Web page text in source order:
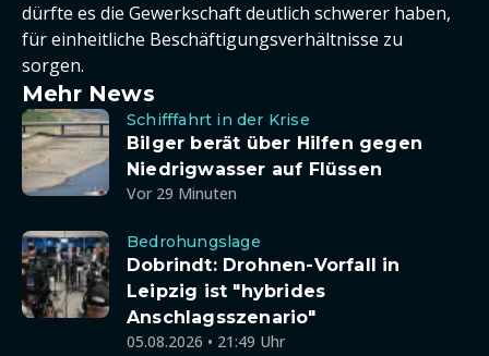
dürfte es die Gewerkschaft deutlich schwerer haben,
für einheitliche Beschäftigungsverhältnisse zu
sorgen.
Mehr News
Schifffahrt in der Krise
Bilger berät über Hilfen gegen
Niedrigwasser auf Flüssen
Vor 29 Minuten
Bedrohungslage
Dobrindt: Drohnen-Vorfall in
Leipzig ist "hybrides
Anschlagsszenario"
05.08.2026 • 21:49 Uhr